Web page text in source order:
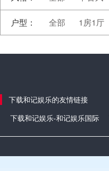
户型： 全部 1房1厅
下载和记娱乐的友情链接
下载和记娱乐-和记娱乐国际